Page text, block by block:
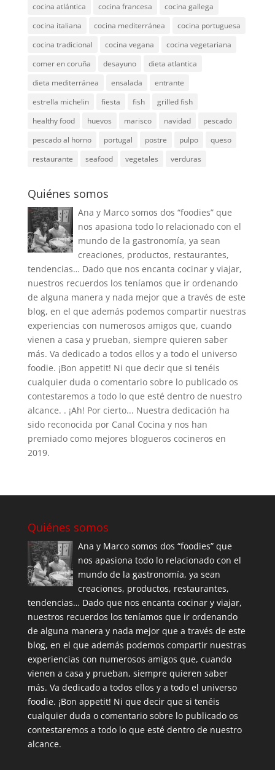
cocina atlántica
cocina francesa
cocina gallega
cocina italiana
cocina mediterránea
cocina portuguesa
cocina tradicional
cocina vegana
cocina vegetariana
comer en coruña
desayuno
dieta atlantica
dieta mediterránea
ensalada
entrante
estrella michelin
fiesta fish
grilled fish
healthy food
huevos marisco navidad
pescado
pescado al horno
portugal postre pulpo
queso
restaurante
seafood vegetales verduras
Quiénes somos
Ana y Marco somos dos “foodies” que
nos apasiona todo lo relacionado con el
mundo de la gastronomía, ya sean
creaciones, productos, restaurantes,
tendencias… Dado que nos encanta cocinar y viajar,
nuestros recuerdos los teníamos que ir ordenando
de alguna manera y nada mejor que a través de este
blog, en el que además podemos compartir nuestras
experiencias con numerosos amigos que, cuando
vienen a casa y prueban, siempre quieren saber
más. Va dedicado a todos ellos y a todo el universo
foodie. ¡Bon appetit! Ni que decir que si tenéis
cualquier duda o comentario sobre lo publicado os
contestaremos a todo lo que esté dentro de nuestro
alcance. . ¡Ah! Por cierto... Nuestra dedicación ha
sido reconocida por Canal Cocina y nos han
premiado como mejores blogueros cocineros en
2019.
Quiénes somos
Ana y Marco somos dos “foodies” que
nos apasiona todo lo relacionado con el
mundo de la gastronomía, ya sean
creaciones, productos, restaurantes,
tendencias… Dado que nos encanta cocinar y viajar,
nuestros recuerdos los teníamos que ir ordenando
de alguna manera y nada mejor que a través de este
blog, en el que además podemos compartir nuestras
experiencias con numerosos amigos que, cuando
vienen a casa y prueban, siempre quieren saber
más. Va dedicado a todos ellos y a todo el universo
foodie. ¡Bon appetit! Ni que decir que si tenéis
cualquier duda o comentario sobre lo publicado os
contestaremos a todo lo que esté dentro de nuestro
alcance.